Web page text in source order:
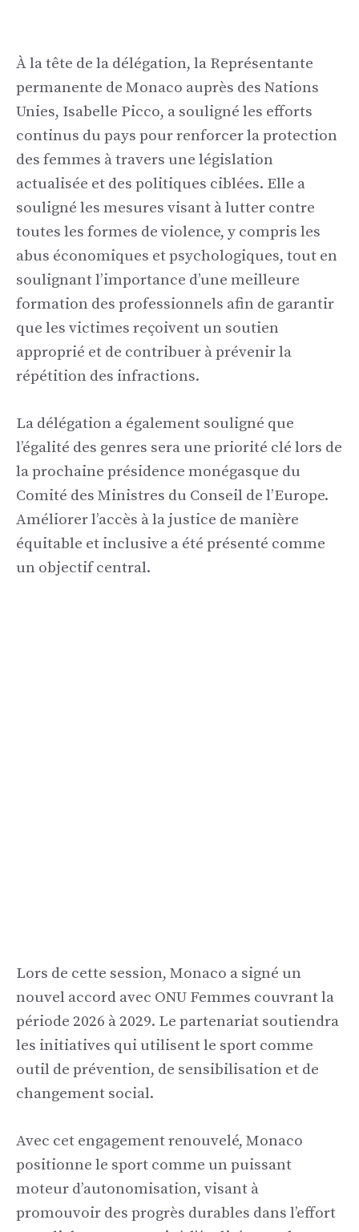
À la tête de la délégation, la Représentante
permanente de Monaco auprès des Nations
Unies, Isabelle Picco, a souligné les efforts
continus du pays pour renforcer la protection
des femmes à travers une législation
actualisée et des politiques ciblées. Elle a
souligné les mesures visant à lutter contre
toutes les formes de violence, y compris les
abus économiques et psychologiques, tout en
soulignant l’importance d’une meilleure
formation des professionnels afin de garantir
que les victimes reçoivent un soutien
approprié et de contribuer à prévenir la
répétition des infractions.
La délégation a également souligné que
l’égalité des genres sera une priorité clé lors de
la prochaine présidence monégasque du
Comité des Ministres du Conseil de l’Europe.
Améliorer l’accès à la justice de manière
équitable et inclusive a été présenté comme
un objectif central.
Lors de cette session, Monaco a signé un
nouvel accord avec ONU Femmes couvrant la
période 2026 à 2029. Le partenariat soutiendra
les initiatives qui utilisent le sport comme
outil de prévention, de sensibilisation et de
changement social.
Avec cet engagement renouvelé, Monaco
positionne le sport comme un puissant
moteur d’autonomisation, visant à
promouvoir des progrès durables dans l’effort